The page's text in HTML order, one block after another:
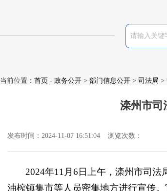
当前位置： 首页 - 政务公开 > 部门信息公开 > 司法局 >
滦州市司
发布时间：2024-11-07 16:51:04 浏览次数：
2024年11月6日上午，滦州市司
油榨镇集市等人员密集地方进行宣传